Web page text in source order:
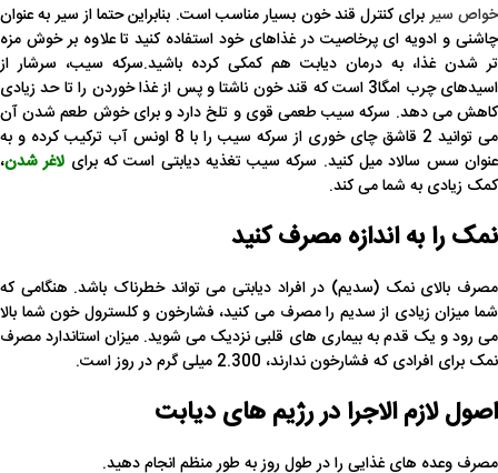
خواص سیربرای کنترل قند خون بسیار مناسب است. بنابراین حتما از سیر به عنوان
چاشنی و ادویه ای پرخاصیت در غذاهای خود استفاده کنید تا علاوه بر خوش مزه
تر شدن غذا، به درمان دیابت هم کمکی کرده باشید.سرکه سیب، سرشار از
اسیدهای چرب امگا3 است که قند خون ناشتا و پس از غذا خوردن را تا حد زیادی
کاهش می دهد. سرکه سیب طعمی قوی و تلخ دارد و برای خوش طعم شدن آن
می توانید 2 قاشق چای خوری از سرکه سیب را با 8 اونس آب ترکیب کرده و به
عنوان سس سالاد میل کنید. سرکه سیب تغذیه دیابتی است که برای لاغر شدن،
کمک زیادی به شما می کند.
نمک را به اندازه مصرف کنید
مصرف بالای نمک (سدیم) در افراد دیابتی می تواند خطرناک باشد. هنگامی که
شما میزان زیادی از سدیم را مصرف می کنید، فشارخون و کلسترول خون شما بالا
می رود و یک قدم به بیماری های قلبی نزدیک می شوید. میزان استاندارد مصرف
نمک برای افرادی که فشارخون ندارند، 2.300 میلی گرم در روز است.
اصول لازم الاجرا در رژیم های دیابت
مصرف وعده های غذایی را در طول روز به طور منظم انجام دهید.